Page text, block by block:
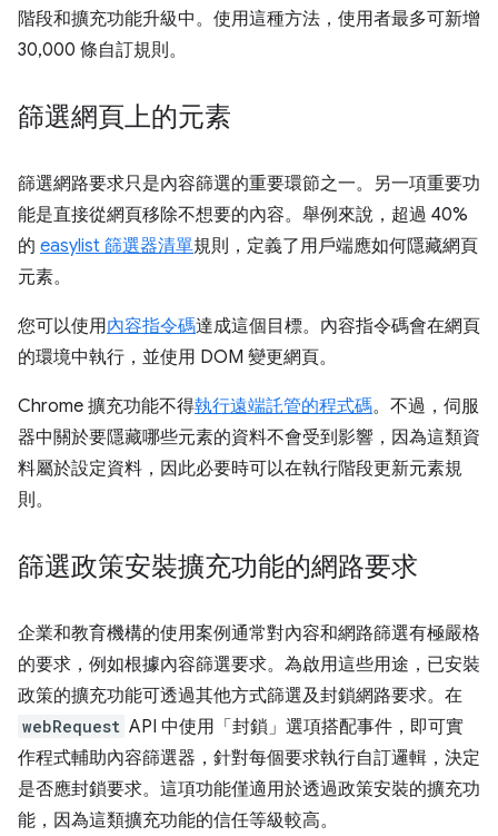
階段和擴充功能升級中。使用這種方法，使用者最多可新增
30,000 條自訂規則。
篩選網頁上的元素
篩選網路要求只是內容篩選的重要環節之一。另一項重要功
能是直接從網頁移除不想要的內容。舉例來說，超過 40%
的 easylist 篩選器清單規則，定義了用戶端應如何隱藏網頁
元素。
您可以使用內容指令碼達成這個目標。內容指令碼會在網頁
的環境中執行，並使用 DOM 變更網頁。
Chrome 擴充功能不得執行遠端託管的程式碼。不過，伺服
器中關於要隱藏哪些元素的資料不會受到影響，因為這類資
料屬於設定資料，因此必要時可以在執行階段更新元素規
則。
篩選政策安裝擴充功能的網路要求
企業和教育機構的使用案例通常對內容和網路篩選有極嚴格
的要求，例如根據內容篩選要求。為啟用這些用途，已安裝
政策的擴充功能可透過其他方式篩選及封鎖網路要求。在
webRequest API 中使用「封鎖」選項搭配事件，即可實
作程式輔助內容篩選器，針對每個要求執行自訂邏輯，決定
是否應封鎖要求。這項功能僅適用於透過政策安裝的擴充功
能，因為這類擴充功能的信任等級較高。